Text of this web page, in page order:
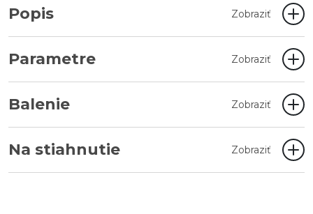
Popis Zobraziť
Parametre Zobraziť
Balenie Zobraziť
Na stiahnutie Zobraziť